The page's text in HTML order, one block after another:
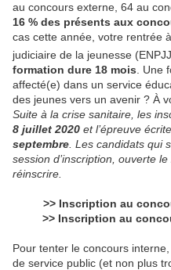
au concours externe, 64 au
16 % des présents aux
cas cette année, votre rentrée
judiciaire de la jeunesse
formation dure 18 mois . Une
affecté(e) dans un service
des jeunes vers un avenir ? À
Suite à la crise sanitaire, les
8 juillet 2020 et l’épreuve
septembre Les candidats qui
session d’inscription, ouverte
réinscrire.
>> Inscription au
>> Inscription au
Pour tenter le concours
de service public (et non plus